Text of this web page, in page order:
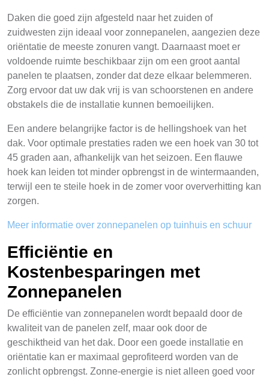
Daken die goed zijn afgesteld naar het zuiden of
zuidwesten zijn ideaal voor zonnepanelen, aangezien deze
oriëntatie de meeste zonuren vangt. Daarnaast moet er
voldoende ruimte beschikbaar zijn om een groot aantal
panelen te plaatsen, zonder dat deze elkaar belemmeren.
Zorg ervoor dat uw dak vrij is van schoorstenen en andere
obstakels die de installatie kunnen bemoeilijken.
Een andere belangrijke factor is de hellingshoek van het
dak. Voor optimale prestaties raden we een hoek van 30 tot
45 graden aan, afhankelijk van het seizoen. Een flauwe
hoek kan leiden tot minder opbrengst in de wintermaanden,
terwijl een te steile hoek in de zomer voor oververhitting kan
zorgen.
Meer informatie over zonnepanelen op tuinhuis en schuur
Efficiëntie en
Kostenbesparingen met
Zonnepanelen
De efficiëntie van zonnepanelen wordt bepaald door de
kwaliteit van de panelen zelf, maar ook door de
geschiktheid van het dak. Door een goede installatie en
oriëntatie kan er maximaal geprofiteerd worden van de
zonlicht opbrengst. Zonne-energie is niet alleen goed voor